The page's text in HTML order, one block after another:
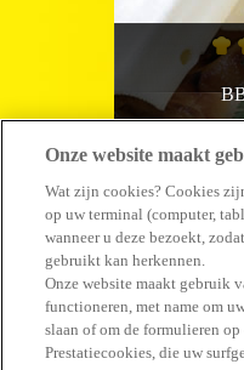
15
Onze website maakt
Wat zijn cookies? Cookies
op uw terminal (computer,
wanneer u deze bezoekt,
gebruikt kan herkennen.
Onze website maakt gebruik
functioneren, met name om
slaan of om de formulieren
Prestatiecookies, die uw